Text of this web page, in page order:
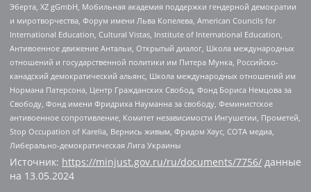
Эберта, XZ gGmbH, Мобильная академия поддержки гендерной демократии
и миротворчества, Форум имени Льва Копелева, American Councils for
International Education, Cultural Vistas, Institute of International Education,
Антивоенное движение Антальи, Открытый диалог, Школа международных
отношений и государственной политики им Питера Мунка, Российско-
канадский демократический альянс, Школа международных отношений им
Нормана Патерсона, Центр Гражданских Свобод, Фонд Бориса Немцова за
Свободу, Фонд имени Фридриха Науманна за свободу, Феминистское
антивоенное сопротивление, Комитет независимости Ингушетии, Прометей,
Stop Occupation of Karelia, Вернись живым, Фридом Хаус, СОТА медиа,
Либерально-демократическая Лига Украины
Источник: https://minjust.gov.ru/ru/documents/7756/ данные
на 13.05.2024